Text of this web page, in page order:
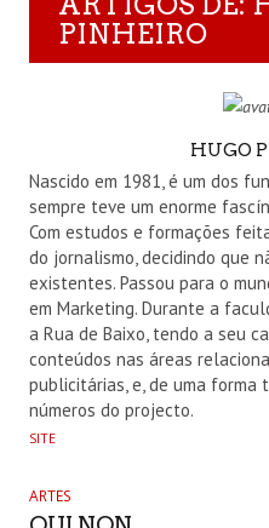
PINHEIRO
HUGO
Nascido em 1981, é um dos
sempre teve um enorme
Com estudos e formações
do jornalismo, decidindo que
existentes. Passou para o
em Marketing. Durante a
a Rua de Baixo, tendo a seu
conteúdos nas áreas
publicitárias, e, de uma forma
números do projecto.
SITE
ARTES